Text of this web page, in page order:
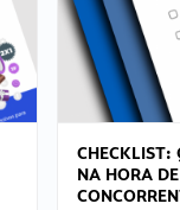
CHECKLIST:
NA HORA